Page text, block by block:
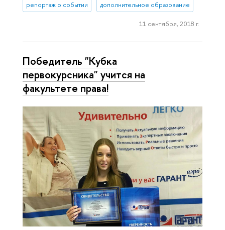
репортаж о событии дополнительное образование
11 сентября, 2018 г.
Победитель "Кубка
первокурсника" учится на
факультете права!